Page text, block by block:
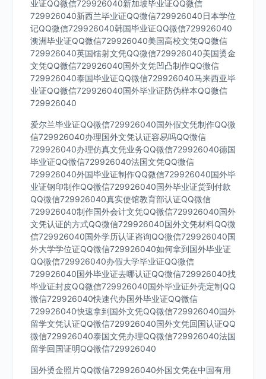
业证QQ微信729926040新加坡毕业证QQ微信
729926040新西兰毕业证QQ微信729926040日本学位
记QQ微信729926040韩国毕业证QQ微信729926040
澳洲毕业证QQ微信729926040美国高校文凭QQ微信
729926040英国镭射文凭QQ微信729926040美国烫金
文凭QQ微信729926040国外文凭凹凸制作QQ微信
729926040泰国毕业证QQ微信729926040马来西亚毕
业证QQ微信729926040国外毕业证防伪样本QQ微信
729926040
爱尔兰毕业证QQ微信729926040国外假文凭制作QQ微
信729926040办理国外文凭认证容易吗QQ微信
729926040办理仿真文凭业务QQ微信729926040德国
毕业证QQ微信729926040法国文凭QQ微信
729926040外国毕业证制作QQ微信729926040国外毕
业证钢印制作QQ微信729926040国外毕业证货到付款
QQ微信729926040真实使馆教育部认证QQ微信
729926040制作国外会计文凭QQ微信729926040国外
文凭认证的方式QQ微信729926040国外文凭材料QQ微
信729926040国外学历认证咨询QQ微信729926040国
外大学学位证QQ微信729926040如何拿到国外毕业证
QQ微信729926040办假大学毕业证QQ微信
729926040国外毕业证去哪认证QQ微信729926040找
毕业证封皮QQ微信729926040国外毕业证外壳定制QQ
微信729926040快速代办国外毕业证QQ微信
729926040快速拿到国外文凭QQ微信729926040国外
留学文凭认证QQ微信729926040国外文凭回国认证QQ
微信729926040泰国文凭办理QQ微信729926040法国
留学回国证明QQ微信729926040
国外烫金照片QQ微信729926040外国文凭在中国有用